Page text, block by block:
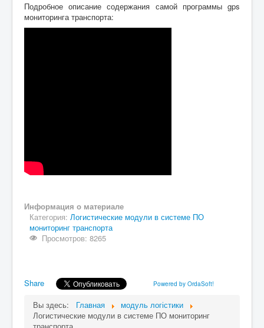
Подробное описание содержания самой программы gps
мониторинга транспорта:
Информация о материале
Категория: Логистические модули в системе ПО
мониторинг транспорта
Просмотров: 8265
Share Powered by OrdaSoft!
Вы здесь: Главная
модуль логістики
Логистические модули в системе ПО мониторинг